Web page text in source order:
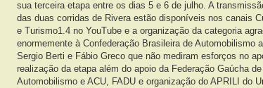
sua terceira etapa entre os dias 5 e 6 de julho. A
das duas corridas de Rivera estão disponíveis nos canais
e Turismo1.4 no YouTube e a organização da categoria
enormemente à Confederação Brasileira de Automobilismo
Sergio Berti e Fábio Greco que não mediram esforços no
realização da etapa além do apoio da Federação Gaúcha de
Automobilismo e ACU, FADU e organização do APRILI do